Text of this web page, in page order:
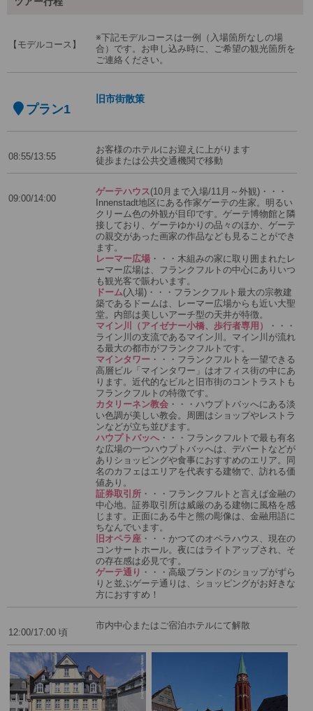
【モデルコース】
※下記モデルコースは一例（入場箇所なしの場
合）です。お申し込み時に、ご希望の観光箇所を
ご連絡ください。
プラン1
旧市街散策
08:55/13:55
お客様のホテルにお迎えに上がります
徒歩または公共交通機関で移動
09:00/14:00
ゲーテハウス(10月まで入場/11月～外観)・・・
Innenstadt地区にある作家ゲーテの生家。明るい
クリーム色の外観が目印です。ゲーテ博物館と隣
接しており、ゲーテゆかりの品々のほか、ゲーテ
の親交があった画家の作品なども見ることができ
ます。
レーマー広場 ・・・木組みの家に取り囲まれたレ
ーマー広場は、フランクフルトの中心にありいつ
も観光客で賑わいます。
ドーム(入場)・・・フランクフルト最大の宗教建
築であるドームは、レーマー広場からも近い大聖
堂。内部は美しいアーチ型の天井が特徴。
マイン川（アイゼナー小橋、歩行者専用）
・・・
ライン川の支流であるマイン川。マイン川が流れ
る最大の都市がフランクフルトです。
マインタワー ・・・フランクフルトを一望できる
高層ビル「マインタワー」はオフィス街の中にあ
ります。近代的なビルと旧市街のコントラストも
フランクフルトの特徴です。
カタリーネン教会 ・・・ハウプトバッへにある淡
い色調が美しい教会。周囲はショップやレストラ
ンなどが立ち並びます。
ハウプトバッへ ・・・フランクフルトで最も有名
な広場の一つハウプトバッへは、デパートなどが
ありショッピングや食事におすすめのエリア。同
名のカフェはエリアを代表する建物で、訪れる価
値あり。
証券取引所 ・・・フランクフルトと言えば金融の
中心地。証券取引所は威厳のある建物に風格を感
じます。正面にある牛と熊の彫像は、金融用語に
ちなんでいます。
旧オペラ座 ・・・かつてのオペラハウス、現在の
コンサートホール。夜にはライトアップされ、そ
の存在感は必見です。
ゲーテ通り ・・・高級ブランドのショップがずら
りと並ぶゲーテ通りは、ショッピングがお好きな
方におすすめ！
12:00/17:00 頃
市内中心またはご宿泊ホテルにて解散